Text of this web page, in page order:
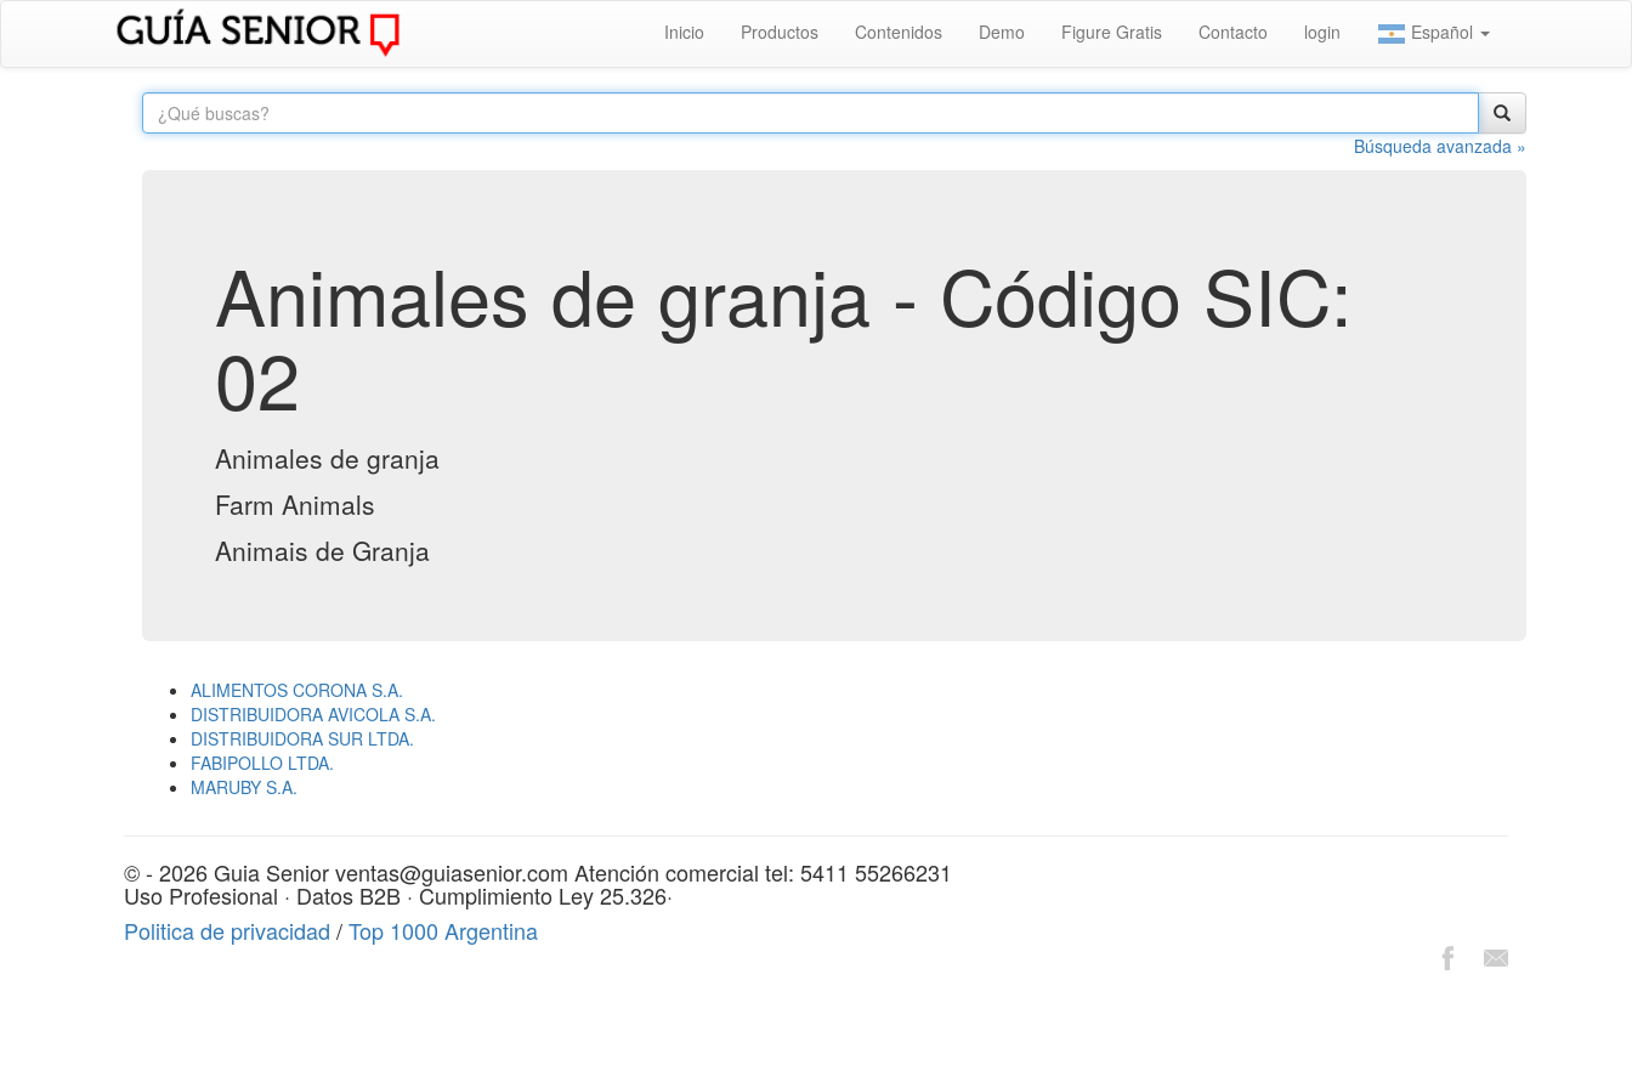
Inicio Productos Contenidos Demo Figure Gratis Contacto login Español
Búsqueda avanzada »
Animales de granja - Código SIC:
02
Animales de granja
Farm Animals
Animais de Granja
ALIMENTOS CORONA S.A.
DISTRIBUIDORA AVICOLA S.A.
DISTRIBUIDORA SUR LTDA.
FABIPOLLO LTDA.
MARUBY S.A.
© - 2026 Guia Senior ventas@guiasenior.com Atención comercial tel: 5411 55266231
Uso Profesional · Datos B2B · Cumplimiento Ley 25.326·
Politica de privacidad /Top 1000 Argentina